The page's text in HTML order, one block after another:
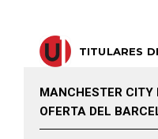
TITULARES
MANCHESTER
OFERTA DEL